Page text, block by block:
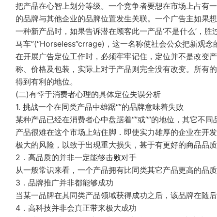
把产品在心智上划分等级。一个竞争者要想在市场上占有
的品牌与其他企业的品脾位置发生关联。一个广告主如果
一种新产品时，如果告诉潜在顾客此一产品‘不是什么’，
马车”(“Horseless”crrage)，这一名称使社会公众把新观
在开展广告定位工作时，必须牢牢记住，定位并不是改变
称、价格及包装，实际上对于产品则完全没有改变。所有
得到有利的地位。
(二)有悖于消费者心理的具体定位失误分析
1. 挑战一个在同类产品中雄踞“”的品牌意味着失败
某种产品已经在消费者心中盘踞着“”或“”的地位，其它不
产品很难在这个市场上站住脚．即使实力雄厚的企业在开
极大的风险，以致于出现重大损失，甚于有更好的商品品
2．高品质的并非一定能够击败对手
从一般常识来看，一个产品拥有比同类其它产品更高的品
3．品牌推广并非都能够成功
当某一品牌在其同类产品领域获得成功之后，该品牌在随
4．高科技并非会真正带来极大成功